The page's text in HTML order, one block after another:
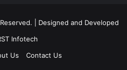
| Designed and Developed
Infotech
Us Contact Us